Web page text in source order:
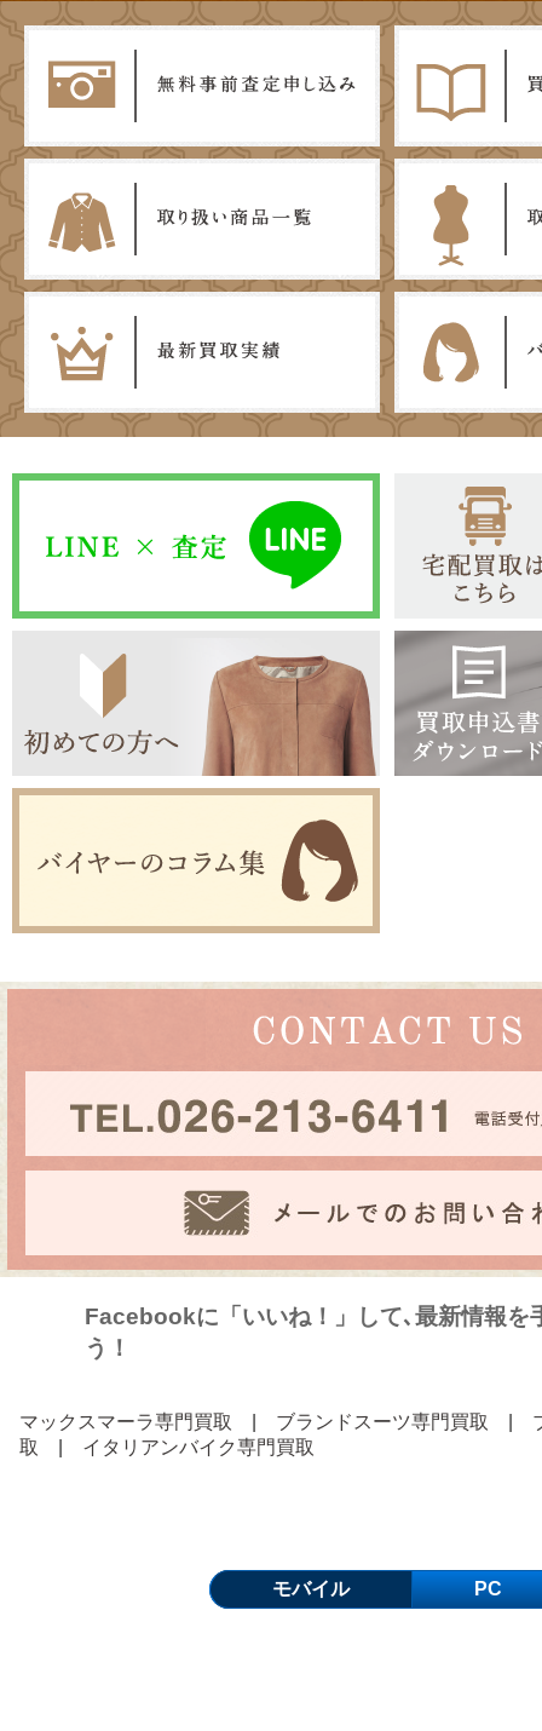
Facebookに「いいね！」して､最新情報を
う！
マックスマーラ専門買取 ブランドスーツ専門買取
取
イタリアンバイク専門買取
モバイル PC